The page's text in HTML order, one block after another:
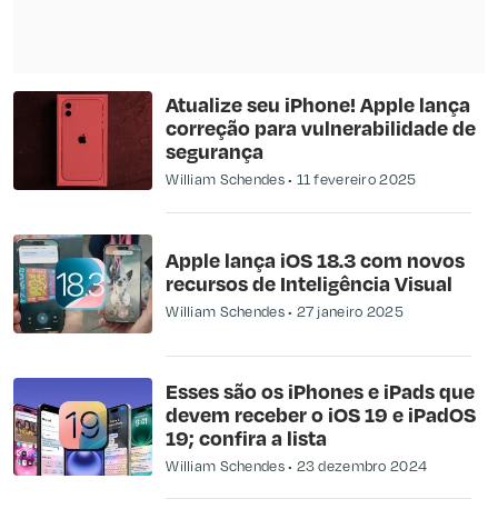
Atualize seu iPhone! Apple lança
correção para vulnerabilidade de
segurança
William Schendes 11 fevereiro 2025
Apple lança iOS 18.3 com novos
recursos de Inteligência Visual
William Schendes 27 janeiro 2025
Esses são os iPhones e iPads que
devem receber o iOS 19 e iPadOS
19; confira a lista
William Schendes 23 dezembro 2024